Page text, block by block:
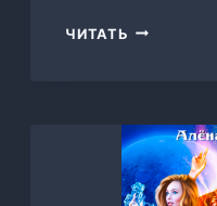
ЧИТАТЬ ЧЕТЫРЕ
ЯЧМЕНЕВА